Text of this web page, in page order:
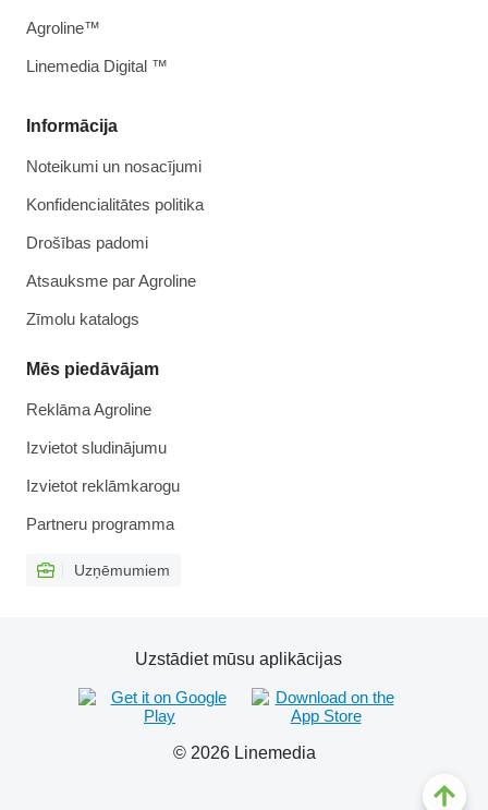
Informācija
Noteikumi un nosacījumi
Konfidencialitātes politika
Drošības padomi
Atsauksme par Agroline
Zīmolu katalogs
Mēs piedāvājam
Reklāma Agroline
Izvietot sludinājumu
Izvietot reklāmkarogu
Partneru programma
Uzņēmumiem
Agroline™
Linemedia Digital ™
© 2026 Linemedia
Uzstādiet mūsu aplikācijas